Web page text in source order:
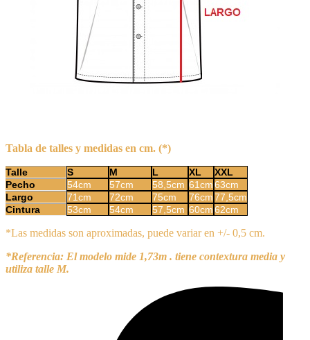
Tabla de talles y medidas en cm. (*)
Talle S M L XL
XXL
Pecho
54cm 57cm 58,5cm 61cm63cm
Largo
71cm 72cm 75cm 76cm77,5cm
Cintura
53cm 54cm 57,5cm 60cm62cm
*Las medidas son aproximadas, puede variar en +/- 0,5 cm.
*Referencia: El modelo mide 1,73m . tiene contextura media y
utiliza talle M.